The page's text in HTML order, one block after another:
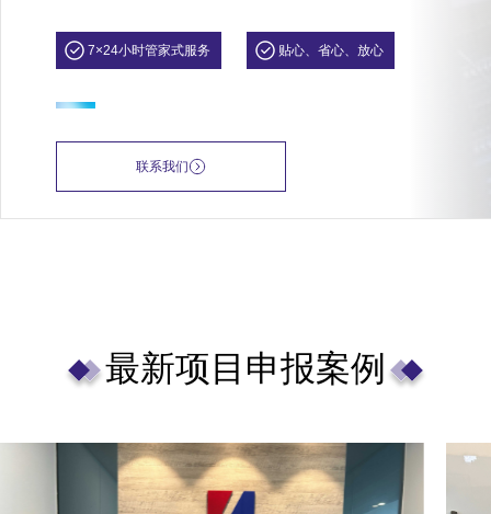
7×24小时管家式服务 贴心、省心、放心
联系我们
最新项目申报案例